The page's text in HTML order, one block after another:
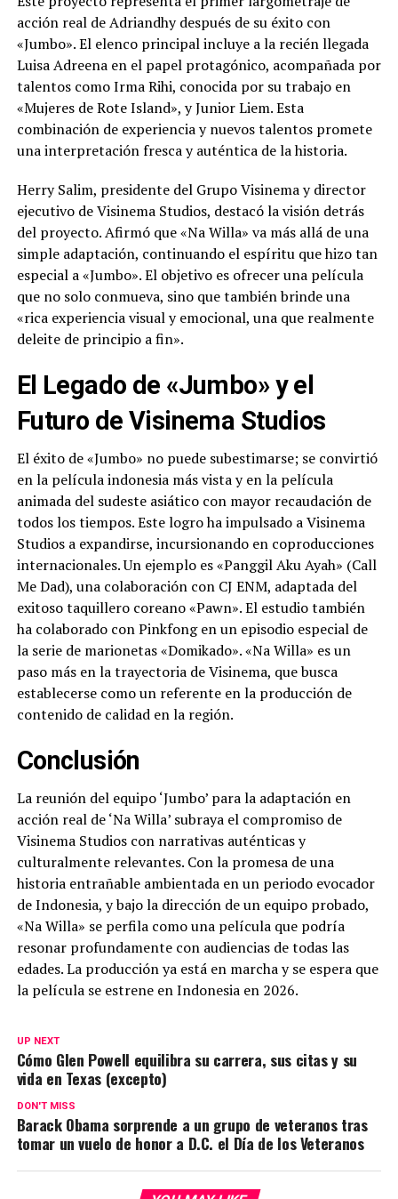
acción real de Adriandhy después de su éxito con
«Jumbo». El elenco principal incluye a la recién llegada
Luisa Adreena en el papel protagónico, acompañada por
talentos como Irma Rihi, conocida por su trabajo en
«Mujeres de Rote Island», y Junior Liem. Esta
combinación de experiencia y nuevos talentos promete
una interpretación fresca y auténtica de la historia.
Herry Salim, presidente del Grupo Visinema y director
ejecutivo de Visinema Studios, destacó la visión detrás
del proyecto. Afirmó que «Na Willa» va más allá de una
simple adaptación, continuando el espíritu que hizo tan
especial a «Jumbo». El objetivo es ofrecer una película
que no solo conmueva, sino que también brinde una
«rica experiencia visual y emocional, una que realmente
deleite de principio a fin».
El Legado de «Jumbo» y el
Futuro de Visinema Studios
El éxito de «Jumbo» no puede subestimarse; se convirtió
en la película indonesia más vista y en la película
animada del sudeste asiático con mayor recaudación de
todos los tiempos. Este logro ha impulsado a Visinema
Studios a expandirse, incursionando en coproducciones
internacionales. Un ejemplo es «Panggil Aku Ayah» (Call
Me Dad), una colaboración con CJ ENM, adaptada del
exitoso taquillero coreano «Pawn». El estudio también
ha colaborado con Pinkfong en un episodio especial de
la serie de marionetas «Domikado». «Na Willa» es un
paso más en la trayectoria de Visinema, que busca
establecerse como un referente en la producción de
contenido de calidad en la región.
Conclusión
La reunión del equipo ‘Jumbo’ para la adaptación en
acción real de ‘Na Willa’ subraya el compromiso de
Visinema Studios con narrativas auténticas y
culturalmente relevantes. Con la promesa de una
historia entrañable ambientada en un periodo evocador
de Indonesia, y bajo la dirección de un equipo probado,
«Na Willa» se perfila como una película que podría
resonar profundamente con audiencias de todas las
edades. La producción ya está en marcha y se espera que
la película se estrene en Indonesia en 2026.
UP NEXT
Cómo Glen Powell equilibra su carrera, sus citas y su
vida en Texas (excepto)
DON'T MISS
Barack Obama sorprende a un grupo de veteranos tras
tomar un vuelo de honor a D.C. el Día de los Veteranos